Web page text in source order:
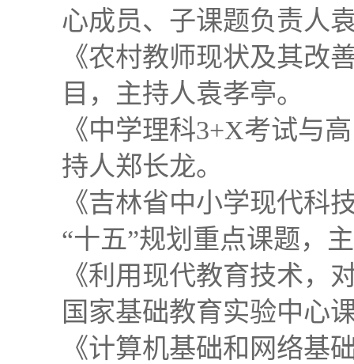
心成员、子课题负责人
《农村教师现状及其改
目，主持人袁孝亭。
《中学理科3+X考试与
持人郑长龙。
《吉林省中小学现代科
“十五”规划重点课题，
《利用现代教育技术，
国家基础教育实验中心
《计算机基础和网络基